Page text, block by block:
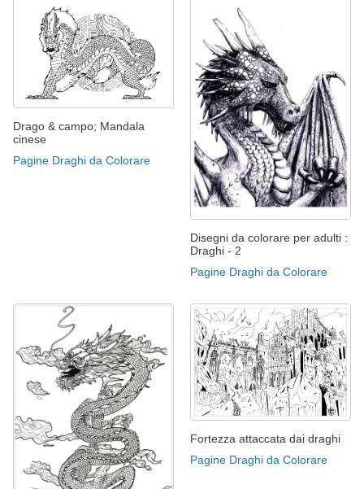
Drago & campo; Mandala
cinese
Pagine Draghi da Colorare
Disegni da colorare per adulti :
Draghi - 2
Pagine Draghi da Colorare
Fortezza attaccata dai draghi
Pagine Draghi da Colorare